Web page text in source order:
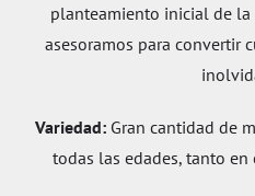
planteamiento inicial de la
asesoramos para convertir
Variedad: Gran cantidad de
todas las edades, tanto